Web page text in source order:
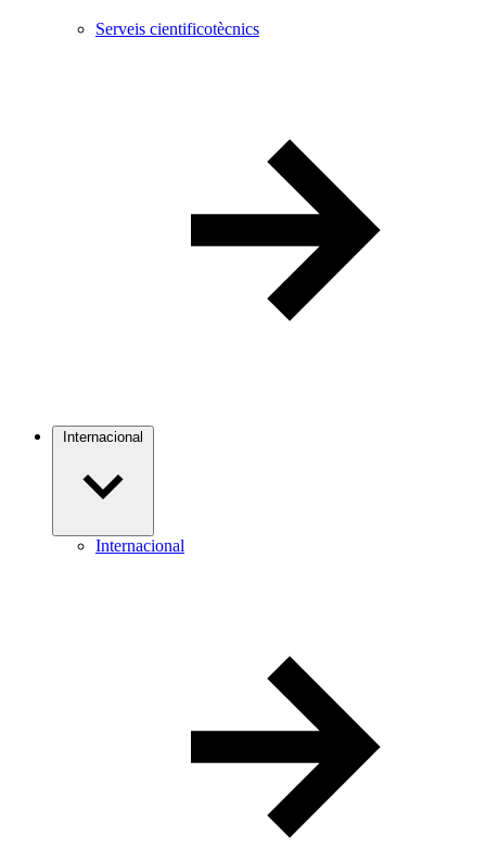
Serveis cientificotècnics
Internacional
Internacional